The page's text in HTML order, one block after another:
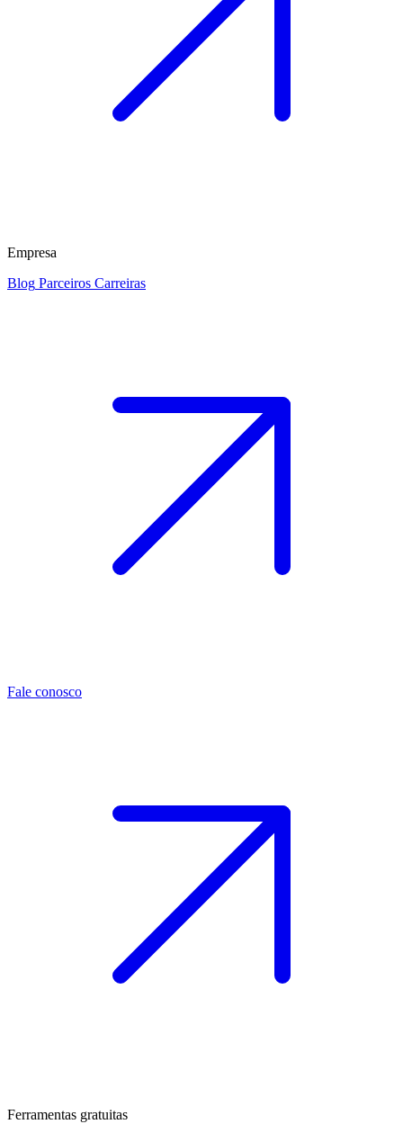
Empresa
Blog Parceiros Carreiras
Fale conosco
Ferramentas gratuitas